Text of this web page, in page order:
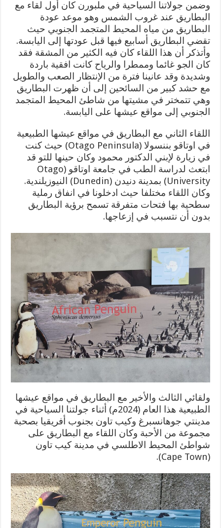
وضمن جولاتنا السياحية في ملبورن كان أول لقاء مع
البطاريق عند غروب الشمس وهو موعد عودة
البطاريق من مياه المحيط المتجمد الجنوبي حيث
تقضي البطاريق أسابيع فيها قبل عودتها إلى اليابسة.
وأتذكر أن هذا اللقاء كان فيه الكثير من المشقة فقد
كان الجو غائما وممطرا والرياح كانت افقية باردة
وشديدة وقد عانينا فترة من الإنتظار الصعب والطويل
مع حشد كبير من السائحين إلى أن ظهرت البطاريق
وهي تتمختر في مشيتها من شاطئ المحيط المتجمد
الجنوبي إلى مواقع عيشها على اليابسة.
اللقاء الثاني مع البطاريق في مواقع عيشها الطبيعية
في اوتاقو بننسولا (Otago Peninsula) حيث كنت
في زيارة لإبني الدكتور محمود وكان حينها للتو قد
ابتعث لدراسة الطب في جامعة اوتاقو (Otago
University) بمدينة دنيدن (Dunedin) النيوزيلندية.
وكان اللقاء مختلفا حيث ادخلونا في انفاق رملية
سطحية بها فتحات متفرقة تسمح برؤية البطاريق
بدون أن نتسبب في إزعاجها.
ولقائي الثالث والأخير مع البطاريق في مواقع عيشها
الطبيعية هذا العام (2024م) أثناء جولتنا السياحية في
مدينتي جوهانسبرغ وكيب تاون بجنوب أفريقيا بصحبة
مجموعة من الأحبة وكان اللقاء مع البطاريق على
شواطئ المحيط الاطلسي في مدينة كيب تاون
(Cape Town).